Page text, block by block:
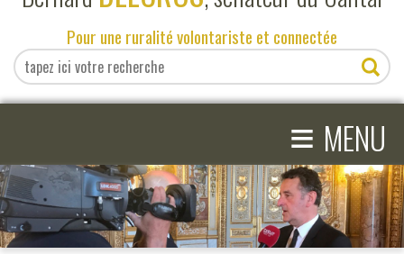
Pour une ruralité volontariste et connectée
≡ MENU
EN DIRECT DU SÉNAT
EN DIRECT DU CANTAL
COMPRENDRE LE SÉNAT